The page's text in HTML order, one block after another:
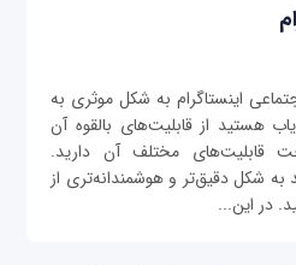
اینستاگرام به شکل موثری به
هستید از قابلیت‌های بالقوه آن
قابلیت‌های مختلف آن دارید.
به شکل دقیق‌تر و هوشمندانه‌تری از
در این...